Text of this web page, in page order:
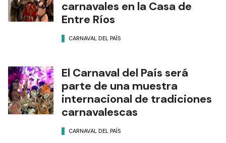
carnavales en la Casa de
Entre Ríos
CARNAVAL DEL PAÍS
El Carnaval del País será
parte de una muestra
internacional de tradiciones
carnavalescas
CARNAVAL DEL PAÍS